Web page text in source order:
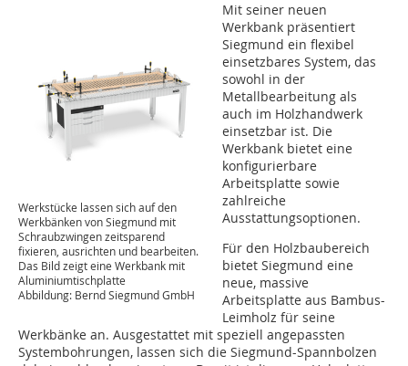
Werkstücke lassen sich auf den
Werkbänken von Siegmund mit
Schraubzwingen zeitsparend
fixieren, ausrichten und bearbeiten.
Das Bild zeigt eine Werkbank mit
Aluminiumtischplatte
Abbildung: Bernd Siegmund GmbH
Mit seiner neuen
Werkbank präsentiert
Siegmund ein flexibel
einsetzbares System, das
sowohl in der
Metallbearbeitung als
auch im Holzhandwerk
einsetzbar ist. Die
Werkbank bietet eine
konfigurierbare
Arbeitsplatte sowie
zahlreiche
Ausstattungsoptionen.
Für den Holzbaubereich
bietet Siegmund eine
neue, massive
Arbeitsplatte aus Bambus-
Leimholz für seine
Werkbänke an. Ausgestattet mit speziell angepassten
Systembohrungen, lassen sich die Siegmund-Spannbolzen